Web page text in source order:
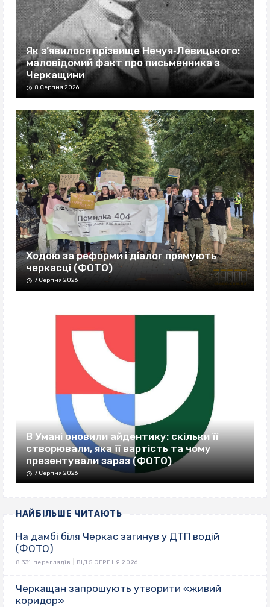
Як з’явилося прізвище Нечуя‐Левицького:
маловідомий факт про письменника з
Черкащини
8 Серпня 2026
Ходою за реформи і діалог прямують
черкасці (ФОТО)
7 Серпня 2026
В Умані оновили айдентику: скільки її
створювали, яка її вартість та чому
презентували зараз (ФОТО)
7 Серпня 2026
НАЙБІЛЬШЕ ЧИТАЮТЬ
На дамбі біля Черкас загинув у ДТП водій
(ФОТО)
8 331 переглядів ВІД 5 СЕРПНЯ 2026
Черкащан запрошують утворити «живий
коридор»